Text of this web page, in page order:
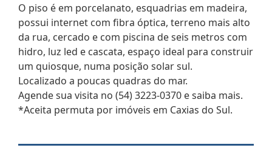
O piso é em porcelanato, esquadrias em madeira,
possui internet com fibra óptica, terreno mais alto
da rua, cercado e com piscina de seis metros com
hidro, luz led e cascata, espaço ideal para construir
um quiosque, numa posição solar sul.
Localizado a poucas quadras do mar.
Agende sua visita no (54) 3223-0370 e saiba mais.
*Aceita permuta por imóveis em Caxias do Sul.